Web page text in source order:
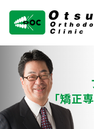
大塚矯正歯科ク
ック
「矯正